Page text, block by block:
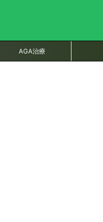
AGA治療